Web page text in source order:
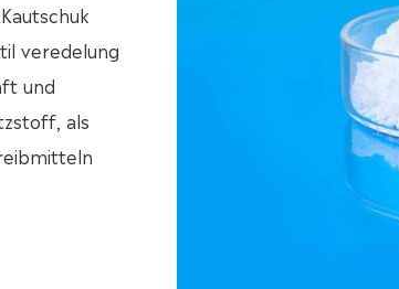
veredelung
und
als